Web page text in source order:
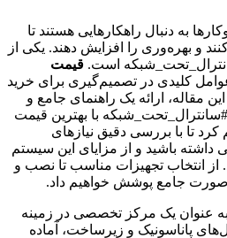
به دنبال راهکارهایی هستند تا
و بهره‌وری را افزایش دهند. یکی از
است. قیمت
کلیدی در تصمیم‌گیری برای خرید
ارائه یک راهنمای جامع و
با بهترین قیمت
تا با بررسی دقیق نیازهای
داشته باشید و از مزایای این سیستم
از انتخاب تجهیزات مناسب تا نصب و
صورت جامع پوشش خواهیم داد.
عنوان یک مرکز تخصصی در زمینه
پاناسونیک و زیرساخت، آماده